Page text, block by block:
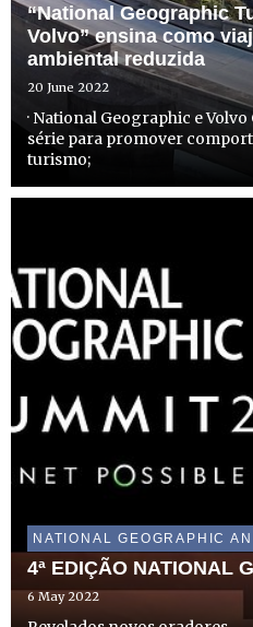
“National Geographic
Volvo” ensina como
ambiental reduzida
20 June 2022
· National Geographic e
série para promover
turismo;
4ª EDIÇÃO NATIONAL
6 May 2022